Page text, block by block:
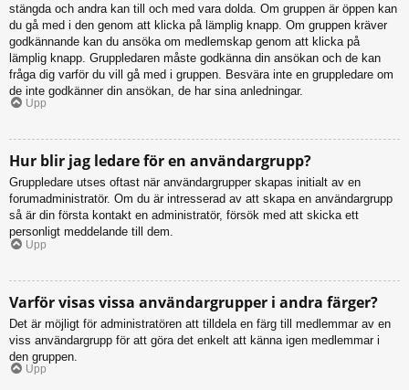
stängda och andra kan till och med vara dolda. Om gruppen är öppen kan
du gå med i den genom att klicka på lämplig knapp. Om gruppen kräver
godkännande kan du ansöka om medlemskap genom att klicka på
lämplig knapp. Gruppledaren måste godkänna din ansökan och de kan
fråga dig varför du vill gå med i gruppen. Besvära inte en gruppledare om
de inte godkänner din ansökan, de har sina anledningar.
Upp
Hur blir jag ledare för en användargrupp?
Gruppledare utses oftast när användargrupper skapas initialt av en
forumadministratör. Om du är intresserad av att skapa en användargrupp
så är din första kontakt en administratör, försök med att skicka ett
personligt meddelande till dem.
Upp
Varför visas vissa användargrupper i andra färger?
Det är möjligt för administratören att tilldela en färg till medlemmar av en
viss användargrupp för att göra det enkelt att känna igen medlemmar i
den gruppen.
Upp